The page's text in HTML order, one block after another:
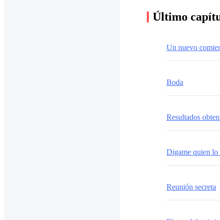
Último
Un nuevo
Boda
Resultados
Digame quien lo
Reunión secreta